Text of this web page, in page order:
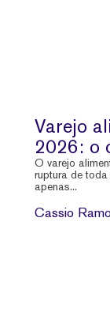
Varejo
2026: o
O varejo
ruptura de
apenas...
Cassio